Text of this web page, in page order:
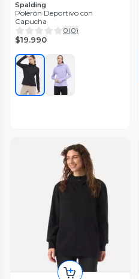
Spalding
Polerón Deportivo con
Capucha
0(0)
$19.990